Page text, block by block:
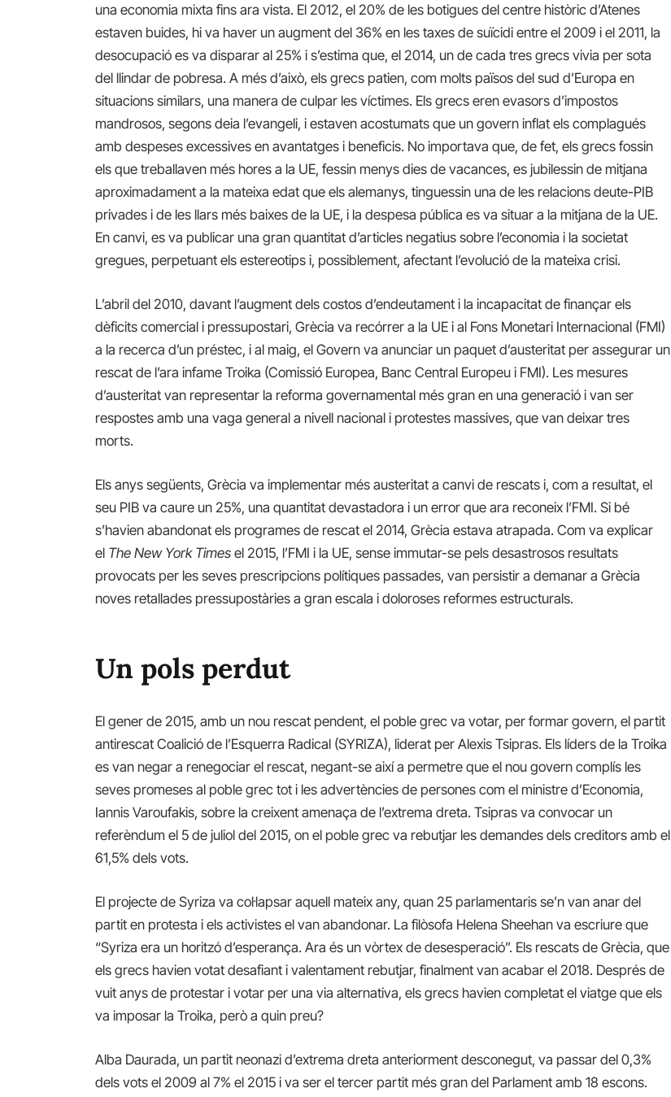
una economia mixta fins ara vista. El 2012, el 20% de les botigues del centre històric d’Atenes
estaven buides, hi va haver un augment del 36% en les taxes de suïcidi entre el 2009 i el 2011, la
desocupació es va disparar al 25% i s’estima que, el 2014, un de cada tres grecs vivia per sota
del llindar de pobresa. A més d’això, els grecs patien, com molts països del sud d’Europa en
situacions similars, una manera de culpar les víctimes. Els grecs eren evasors d’impostos
mandrosos, segons deia l’evangeli, i estaven acostumats que un govern inflat els complagués
amb despeses excessives en avantatges i beneficis. No importava que, de fet, els grecs fossin
els que treballaven més hores a la UE, fessin menys dies de vacances, es jubilessin de mitjana
aproximadament a la mateixa edat que els alemanys, tinguessin una de les relacions deute-PIB
privades i de les llars més baixes de la UE, i la despesa pública es va situar a la mitjana de la UE.
En canvi, es va publicar una gran quantitat d’articles negatius sobre l’economia i la societat
gregues, perpetuant els estereotips i, possiblement, afectant l’evolució de la mateixa crisi.
L’abril del 2010, davant l’augment dels costos d’endeutament i la incapacitat de finançar els
dèficits comercial i pressupostari, Grècia va recórrer a la UE i al Fons Monetari Internacional (FMI)
a la recerca d’un préstec, i al maig, el Govern va anunciar un paquet d’austeritat per assegurar un
rescat de l’ara infame Troika (Comissió Europea, Banc Central Europeu i FMI). Les mesures
d’austeritat van representar la reforma governamental més gran en una generació i van ser
respostes amb una vaga general a nivell nacional i protestes massives, que van deixar tres
morts.
Els anys següents, Grècia va implementar més austeritat a canvi de rescats i, com a resultat, el
seu PIB va caure un 25%, una quantitat devastadora i un error que ara reconeix l’FMI. Si bé
s’havien abandonat els programes de rescat el 2014, Grècia estava atrapada. Com va explicar
el The New York Times el 2015, l’FMI i la UE, sense immutar-se pels desastrosos resultats
provocats per les seves prescripcions polítiques passades, van persistir a demanar a Grècia
noves retallades pressupostàries a gran escala i doloroses reformes estructurals.
Un pols perdut
El gener de 2015, amb un nou rescat pendent, el poble grec va votar, per formar govern, el partit
antirescat Coalició de l’Esquerra Radical (SYRIZA), liderat per Alexis Tsipras. Els líders de la Troika
es van negar a renegociar el rescat, negant-se així a permetre que el nou govern complís les
seves promeses al poble grec tot i les advertències de persones com el ministre d’Economia,
Iannis Varoufakis, sobre la creixent amenaça de l’extrema dreta. Tsipras va convocar un
referèndum el 5 de juliol del 2015, on el poble grec va rebutjar les demandes dels creditors amb el
61,5% dels vots.
El projecte de Syriza va col·lapsar aquell mateix any, quan 25 parlamentaris se’n van anar del
partit en protesta i els activistes el van abandonar. La filòsofa Helena Sheehan va escriure que
“Syriza era un horitzó d’esperança. Ara és un vòrtex de desesperació”. Els rescats de Grècia, que
els grecs havien votat desafiant i valentament rebutjar, finalment van acabar el 2018. Després de
vuit anys de protestar i votar per una via alternativa, els grecs havien completat el viatge que els
va imposar la Troika, però a quin preu?
Alba Daurada, un partit neonazi d’extrema dreta anteriorment desconegut, va passar del 0,3%
dels vots el 2009 al 7% el 2015 i va ser el tercer partit més gran del Parlament amb 18 escons.